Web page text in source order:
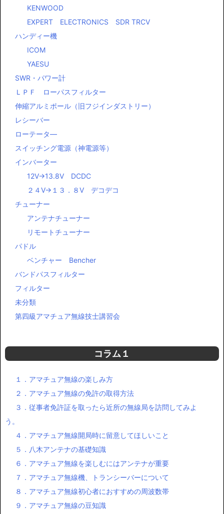
KENWOOD
EXPERT ELECTRONICS SDR TRCV
ハンディー機
ICOM
YAESU
SWR・パワー計
ＬＰＦ ローパスフィルター
伸縮アルミポール（旧フジインダストリー）
レシーバー
ローテータ―
スイッチング電源（神電源等）
インバーター
12V→13.8V DCDC
２４V→１３．８V デコデコ
チューナー
アンテナチューナー
リモートチューナー
パドル
ベンチャー Bencher
バンドパスフィルター
フィルター
未分類
第四級アマチュア無線技士講習会
コラム１
１．アマチュア無線の楽しみ方
２．アマチュア無線の免許の取得方法
３．従事者免許証を取ったら近所の無線局を訪問してみよ
う。
４．アマチュア無線開局時に留意してほしいこと
５．八木アンテナの基礎知識
６．アマチュア無線を楽しむにはアンテナが重要
７．アマチュア無線機、トランシーバーについて
８．アマチュア無線初心者におすすめの周波数帯
９．アマチュア無線の豆知識